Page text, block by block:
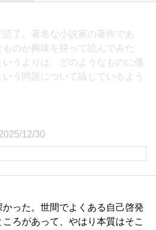
読了。著名な小説家の著作であ
ものか興味を持って読んでみた
いうよりは、どのようなものに価
う問題について論じているよう
12/30
かった。世間でよくある自己啓発
ろがあって、やはり本質はそこ